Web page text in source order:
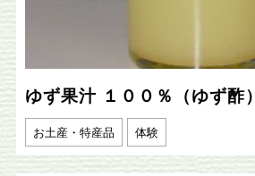
ゆず果汁 １００％（ゆず酢）
お土産・特産品 体験